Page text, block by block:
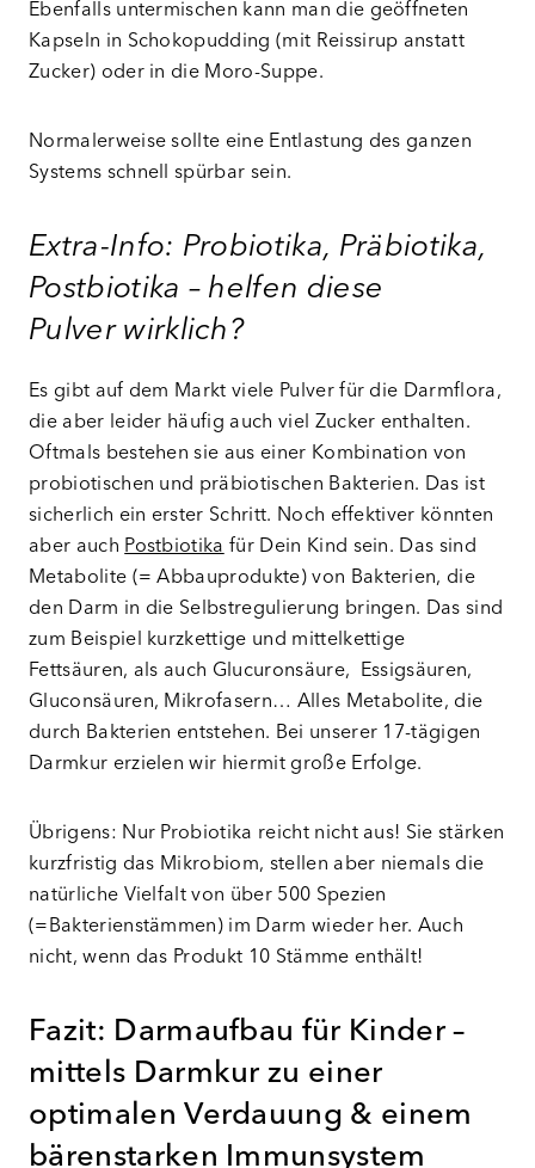
Ebenfalls untermischen kann man die geöffneten
Kapseln in Schokopudding (mit Reissirup anstatt
Zucker) oder in die Moro-Suppe.
Normalerweise sollte eine Entlastung des ganzen
Systems schnell spürbar sein.
Extra-Info: Probiotika, Präbiotika,
Postbiotika – helfen diese
Pulver wirklich?
Es gibt auf dem Markt viele Pulver für die Darmflora,
die aber leider häufig auch viel Zucker enthalten.
Oftmals bestehen sie aus einer Kombination von
probiotischen und präbiotischen Bakterien. Das ist
sicherlich ein erster Schritt. Noch effektiver könnten
aber auch Postbiotika für Dein Kind sein. Das sind
Metabolite (= Abbauprodukte) von Bakterien, die
den Darm in die Selbstregulierung bringen. Das sind
zum Beispiel kurzkettige und mittelkettige
Fettsäuren, als auch Glucuronsäure, Essigsäuren,
Gluconsäuren, Mikrofasern… Alles Metabolite, die
durch Bakterien entstehen. Bei unserer 17-tägigen
Darmkur erzielen wir hiermit große Erfolge.
Übrigens: Nur Probiotika reicht nicht aus! Sie stärken
kurzfristig das Mikrobiom, stellen aber niemals die
natürliche Vielfalt von über 500 Spezien
(=Bakterienstämmen) im Darm wieder her. Auch
nicht, wenn das Produkt 10 Stämme enthält!
Fazit: Darmaufbau für Kinder –
mittels Darmkur zu einer
optimalen Verdauung & einem
bärenstarken Immunsystem